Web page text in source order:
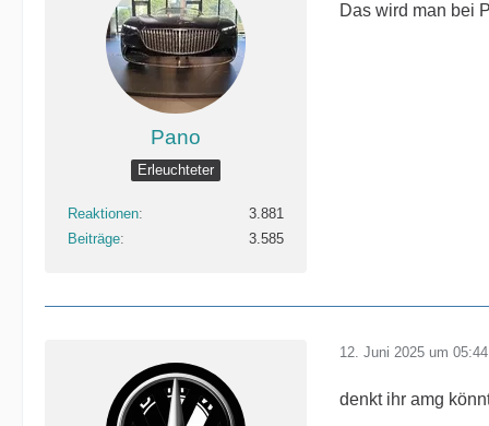
Pano
Erleuchteter
Reaktionen
3.881
Beiträge
3.585
Das wird man bei
12. Juni 2025 um 05:44
denkt ihr amg